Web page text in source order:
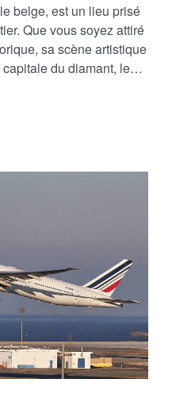
belge, est un lieu prisé
Que vous soyez attiré
sa scène artistique
capitale du diamant, le…